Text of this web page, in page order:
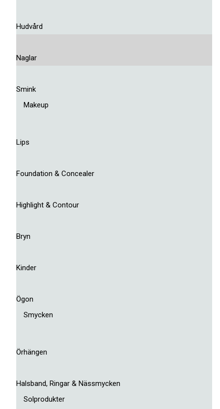
Hudvård
Naglar
Smink
Makeup
Lips
Foundation & Concealer
Highlight & Contour
Bryn
Kinder
Ögon
Smycken
Örhängen
Halsband, Ringar & Nässmycken
Solprodukter